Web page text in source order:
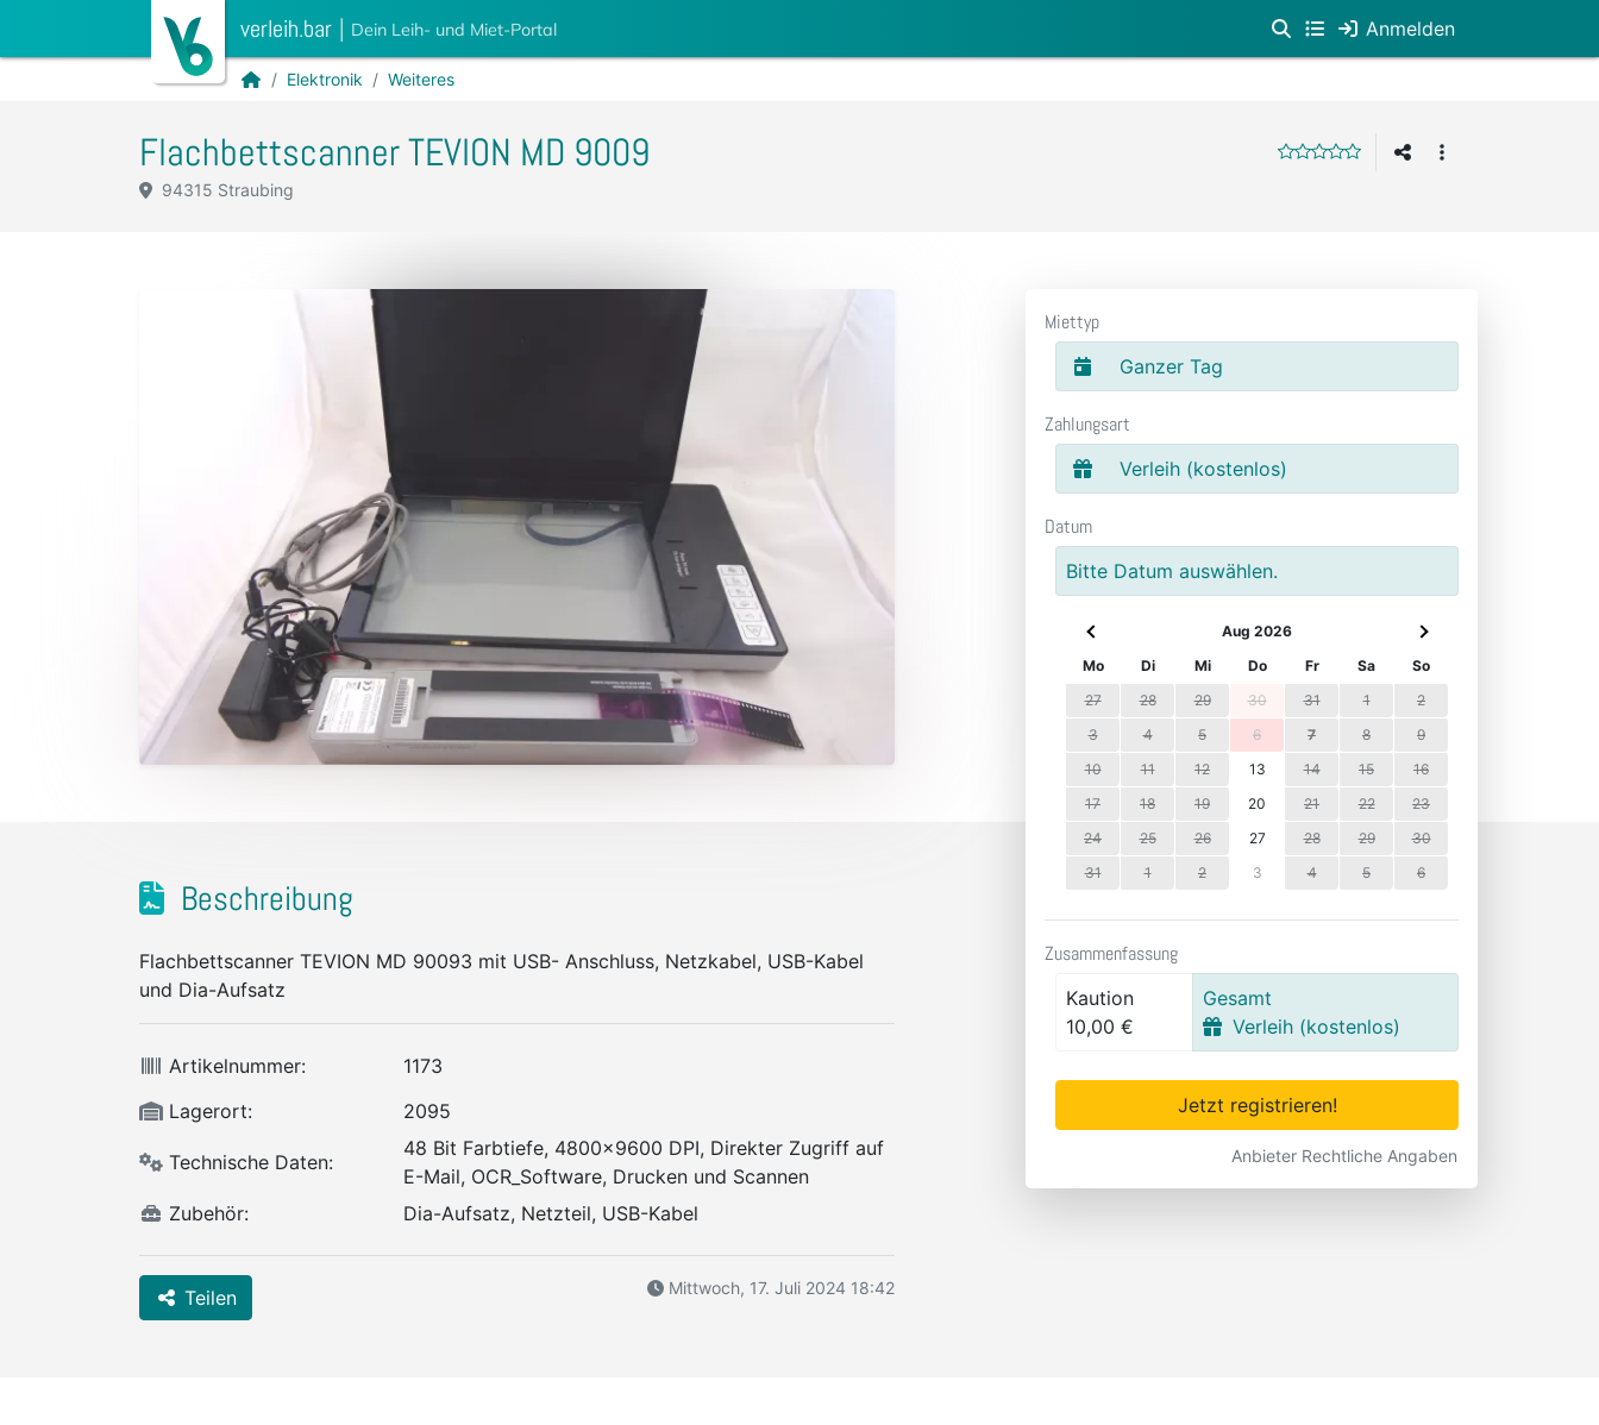
verleih.bar | Dein Leih- und Miet-Portal Anmelden
Elektronik Weiteres
Flachbettscanner TEVION MD 9009
94315 Straubing
Miettyp
Ganzer Tag
Zahlungsart
Verleih (kostenlos)
Datum
Bitte Datum auswählen.
Aug 2026
Mo
Di Mi Do Fr Sa
So
27
28 29 30 31 1
2
3
4 5 6 7 8
9
10
11 12 13 14 15
16
17
18 19 20 21 22
23
24
25 26 27 28 29
30
31
1 2 3 4 5 6
Zusammenfassung
Kaution
10,00 €
Gesamt
Verleih (kostenlos)
Jetzt registrieren!
Anbieter Rechtliche Angaben
Beschreibung
Flachbettscanner TEVION MD 90093 mit USB- Anschluss, Netzkabel, USB-Kabel
und Dia-Aufsatz
Artikelnummer:
1173
Lagerort:
2095
Technische Daten:
48 Bit Farbtiefe, 4800x9600 DPI, Direkter Zugriff auf
E-Mail, OCR_Software, Drucken und Scannen
Zubehör:
Dia-Aufsatz, Netzteil, USB-Kabel
Teilen Mittwoch, 17. Juli 2024 18:42